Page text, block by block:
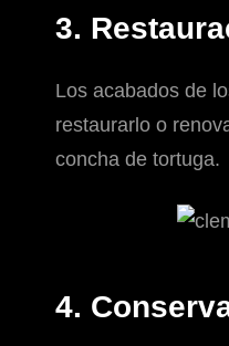
3.
Los acabados de
restaurarlo o
concha de tortuga.
4.